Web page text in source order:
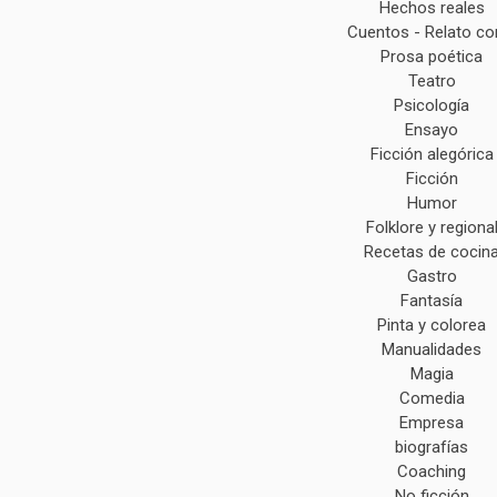
Hechos reales
Cuentos - Relato
Prosa poética
Teatro
Psicología
Ensayo
Ficción alegórica
Ficción
Humor
Folklore y regional
Recetas de
Gastro
Fantasía
Pinta y colorea
Manualidades
Magia
Comedia
Empresa
biografías
Coaching